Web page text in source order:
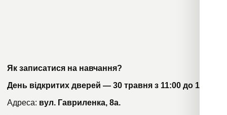
Як записатися на навчання?
День відкритих дверей — 30 травня з 11:00 до 16:00
Адреса: вул. Гавриленка, 8а.